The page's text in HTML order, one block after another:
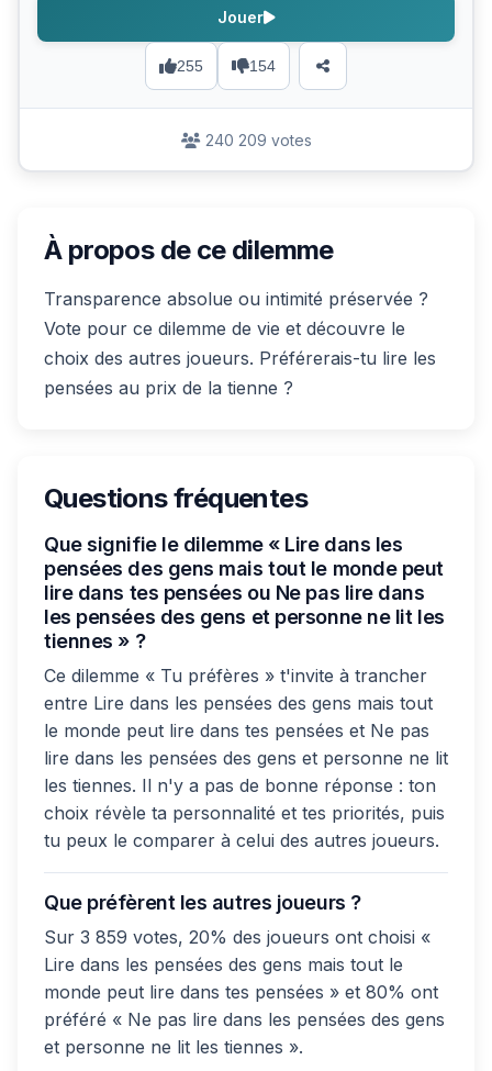
255 154
Jouer
240 209 votes
À propos de ce dilemme
Transparence absolue ou intimité préservée ?
Vote pour ce dilemme de vie et découvre le
choix des autres joueurs. Préférerais-tu lire les
pensées au prix de la tienne ?
Questions fréquentes
Que signifie le dilemme « Lire dans les
pensées des gens mais tout le monde peut
lire dans tes pensées ou Ne pas lire dans
les pensées des gens et personne ne lit les
tiennes » ?
Ce dilemme « Tu préfères » t'invite à trancher
entre Lire dans les pensées des gens mais tout
le monde peut lire dans tes pensées et Ne pas
lire dans les pensées des gens et personne ne lit
les tiennes. Il n'y a pas de bonne réponse : ton
choix révèle ta personnalité et tes priorités, puis
tu peux le comparer à celui des autres joueurs.
Que préfèrent les autres joueurs ?
Sur 3 859 votes, 20% des joueurs ont choisi «
Lire dans les pensées des gens mais tout le
monde peut lire dans tes pensées » et 80% ont
préféré « Ne pas lire dans les pensées des gens
et personne ne lit les tiennes ».